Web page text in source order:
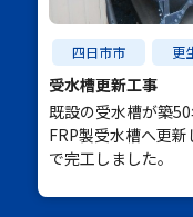
四日市市 更
受水槽更新工事
既設の受水槽が築
FRP製受水槽へ更
で完工しました。